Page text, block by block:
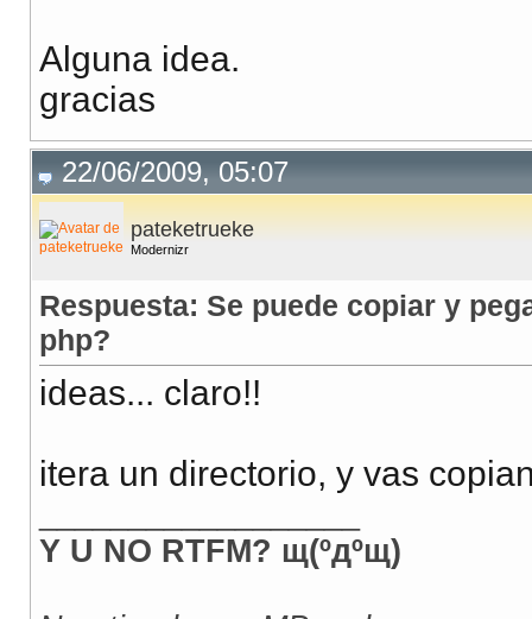
Alguna idea.
gracias
22/06/2009, 05:07
pateketrueke
Modernizr
Respuesta: Se puede copiar y
php?
ideas... claro!!
itera un directorio, y vas
Y U NO RTFM? щ(ºдºщ)